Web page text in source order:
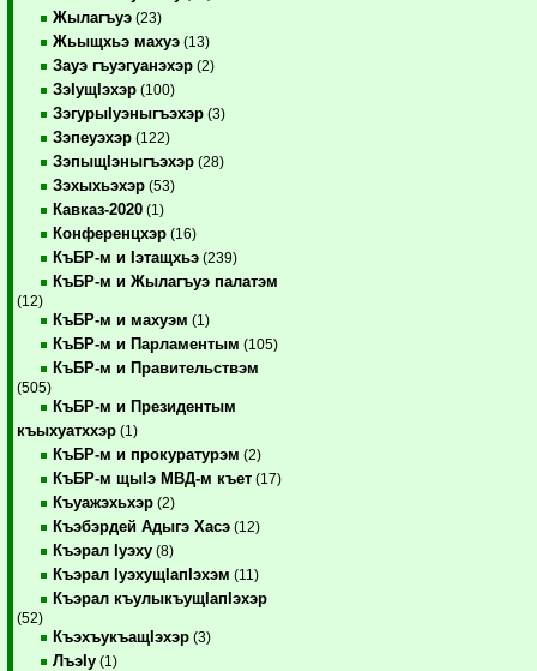
Жылагъуэ (23)
Жьыщхьэ махуэ (13)
Зауэ гъуэгуанэхэр (2)
ЗэIущIэхэр (100)
ЗэгурыIуэныгъэхэр (3)
Зэпеуэхэр (122)
ЗэпыщIэныгъэхэр (28)
Зэхыхьэхэр (53)
Кавказ-2020 (1)
Конференцхэр (16)
КъБР-м и Iэтащхьэ (239)
КъБР-м и Жылагъуэ палатэм
(12)
КъБР-м и махуэм (1)
КъБР-м и Парламентым (105)
КъБР-м и Правительствэм
(505)
КъБР-м и Президентым
къыхуатххэр (1)
КъБР-м и прокуратурэм (2)
КъБР-м щыIэ МВД-м къет (17)
Къуажэхьхэр (2)
Къэбэрдей Адыгэ Хасэ (12)
Къэрал Iуэху (8)
Къэрал IуэхущIапIэхэм (11)
Къэрал къулыкъущIапIэхэр
(52)
КъэхъукъащIэхэр (3)
ЛъэIу (1)